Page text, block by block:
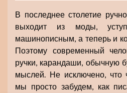
В последнее столетие
выходит из моды,
машинописным, а теперь и
Поэтому современный
ручки, карандаши, обычную
мыслей. Не исключено, что
мы просто забудем, как